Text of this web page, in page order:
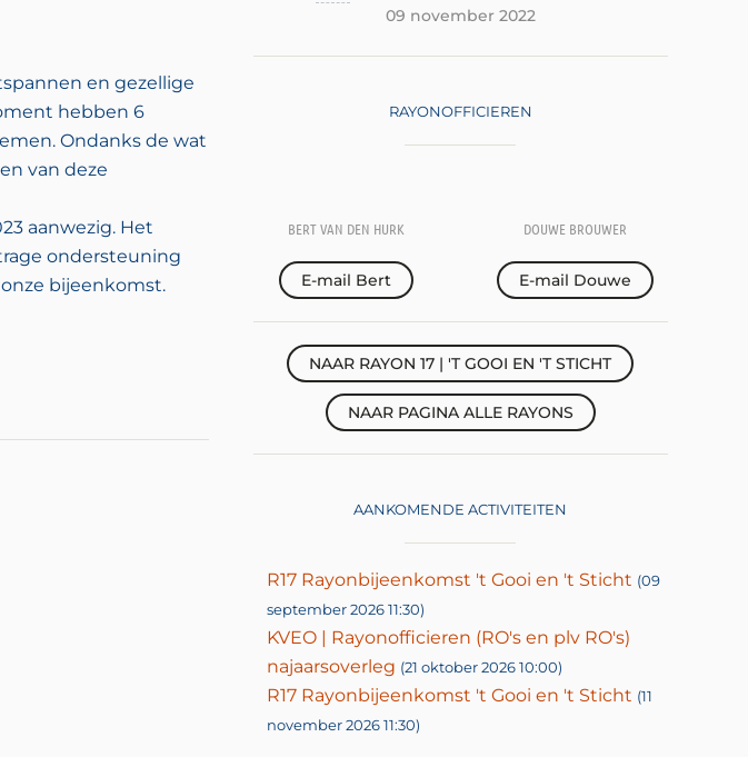
en gezellige
hebben 6
Ondanks de wat
van deze
aanwezig. Het
ondersteuning
bijeenkomst.
09 november 2022
RAYONOFFICIEREN
BERT VAN DEN HURK
E-mail Bert
DOUWE BROUWER
E-mail Douwe
NAAR RAYON 17 | 'T GOOI EN 'T STICHT
NAAR PAGINA ALLE RAYONS
AANKOMENDE ACTIVITEITEN
R17 Rayonbijeenkomst 't Gooi en 't Sticht (09
september 2026 11:30)
KVEO | Rayonofficieren (RO's en plv RO's)
najaarsoverleg (21 oktober 2026 10:00)
R17 Rayonbijeenkomst 't Gooi en 't Sticht (11
november 2026 11:30)